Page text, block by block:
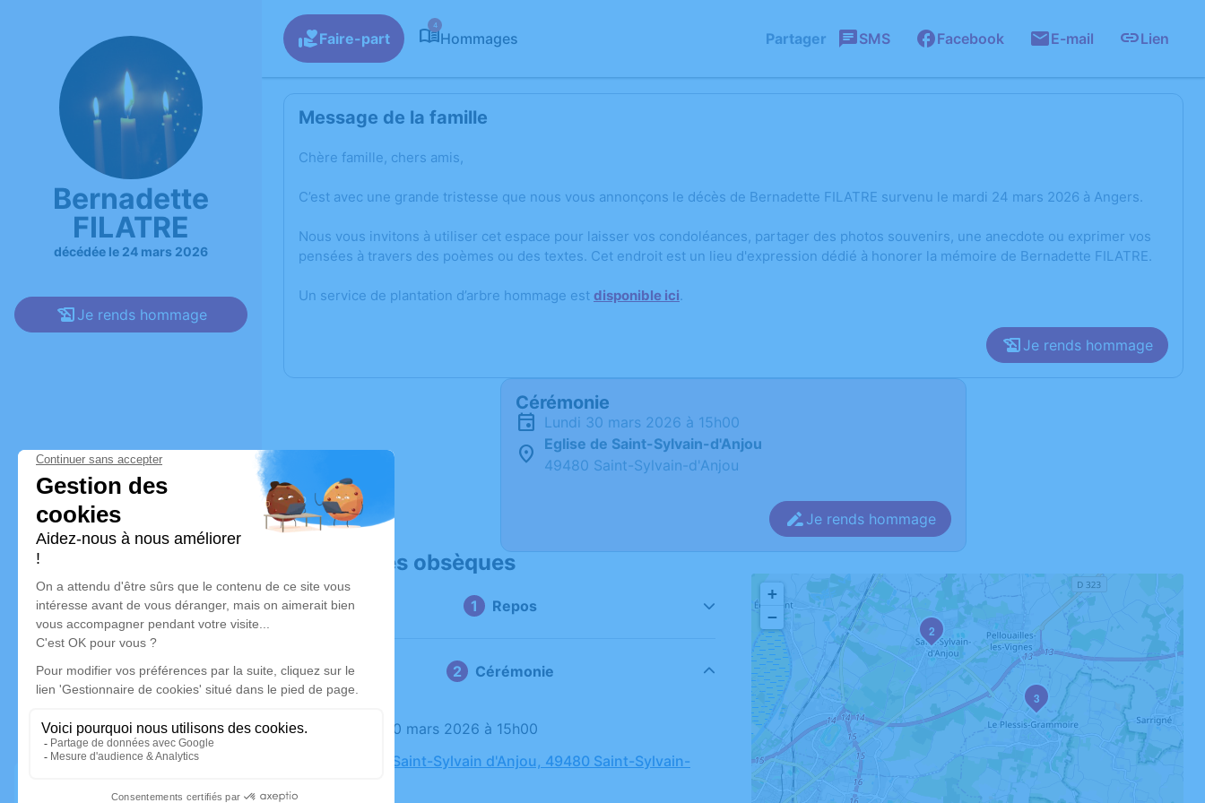
Bernadette
FILATRE
décédée le 24 mars 2026
Je rends hommage
Faire-part
4
Hommages Partager SMS Facebook E-mail Lien
Message de la famille
Chère famille, chers amis,
C’est avec une grande tristesse que nous vous annonçons le décès de Bernadette FILATRE survenu le mardi 24 mars 2026 à Angers.
Nous vous invitons à utiliser cet espace pour laisser vos condoléances, partager des photos souvenirs, une anecdote ou exprimer vos
pensées à travers des poèmes ou des textes. Cet endroit est un lieu d'expression dédié à honorer la mémoire de Bernadette FILATRE.
Un service de plantation d’arbre hommage est disponible ici.
Je rends hommage
Cérémonie
lundi 30 mars 2026 à 15h00
Eglise de Saint-Sylvain-d'Anjou
49480 Saint-Sylvain-d'Anjou
Je rends hommage
Déroulé des obsèques
Repos
Cérémonie
Le lundi 30 mars 2026 à 15h00
Eglise de Saint-Sylvain d'Anjou, 49480 Saint-Sylvain-
2
3
+
−